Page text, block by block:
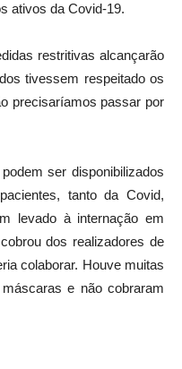
ativos da Covid-19.
restritivas alcançarão
tivessem respeitado os
precisaríamos passar por
ser disponibilizados
tanto da Covid,
levado à internação em
dos realizadores de
colaborar. Houve muitas
e não cobraram